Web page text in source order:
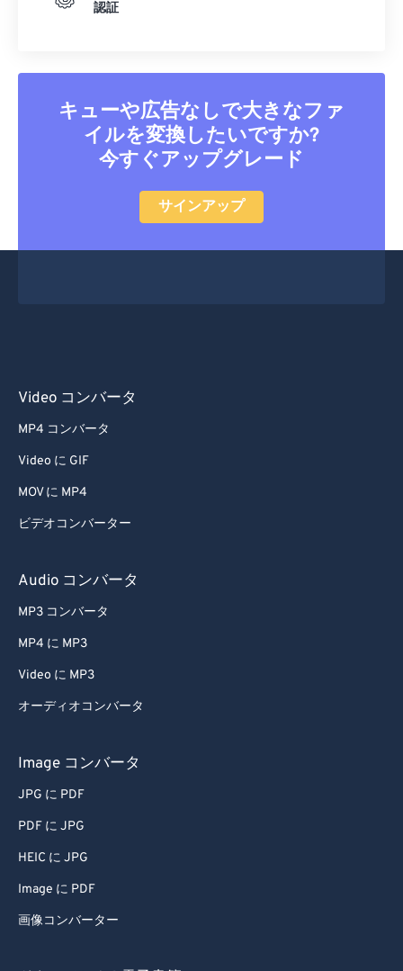
認証
キューや広告なしで大きなファ
イルを変換したいですか?
今すぐアップグレード
サインアップ
Video コンバータ
MP4 コンバータ
Video に GIF
MOV に MP4
ビデオコンバーター
Audio コンバータ
MP3 コンバータ
MP4 に MP3
Video に MP3
オーディオコンバータ
Image コンバータ
JPG に PDF
PDF に JPG
HEIC に JPG
Image に PDF
画像コンバーター